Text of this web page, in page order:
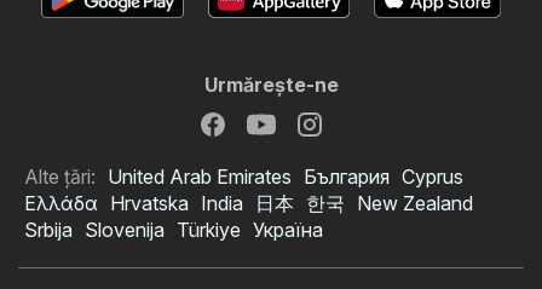
Urmăreşte-ne
Alte țări: United Arab Emirates България Cyprus
Ελλάδα Hrvatska India 日本 한국 New Zealand
Srbija Slovenija Türkiye Україна